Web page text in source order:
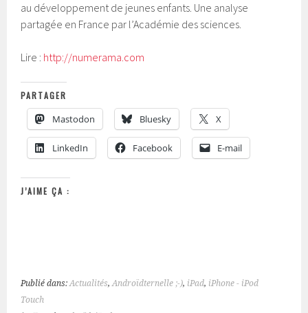
au développement de jeunes enfants. Une analyse
partagée en France par l’Académie des sciences.
Lire : http://numerama.com
PARTAGER
Mastodon Bluesky X
LinkedIn Facebook E-mail
J’AIME ÇA :
Publié dans:Actualités,Androïdternelle ;-), iPad, iPhone - iPod
Touch